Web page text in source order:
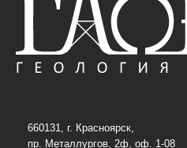
660131, г. Красноярск,
пр. Металлургов, 2ф, оф. 1-08